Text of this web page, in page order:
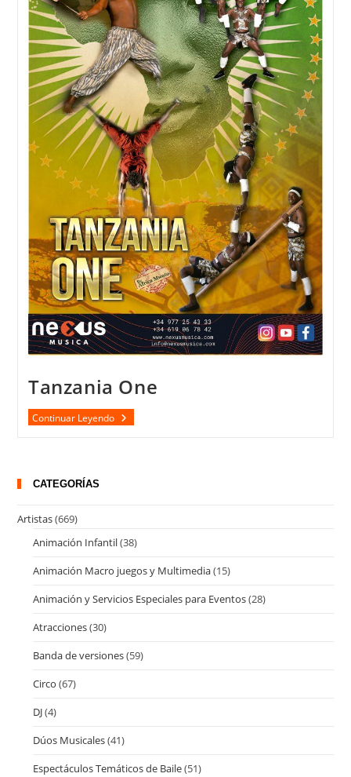
Tanzania One
Continuar LeyendoTanzania
CATEGORÍAS
Artistas(669)
Animación Infantil(38)
Animación Macro juegos y Multimedia(15)
Animación y Servicios Especiales para Eventos(28)
Atracciones(30)
Banda de versiones(59)
Circo (67)
DJ(4)
Dúos Musicales(41)
Espectáculos Temáticos de Baile(51)